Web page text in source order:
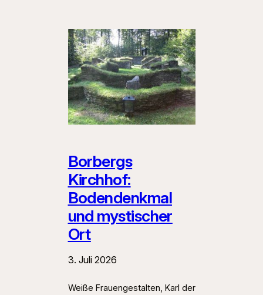
Borbergs
Kirchhof:
Bodendenkmal
und mystischer
Ort
3. Juli 2026
Weiße Frauengestalten, Karl der